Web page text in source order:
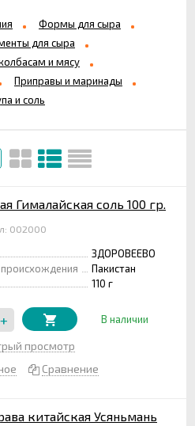
Формы для сыра
для сыра
и мясу
Приправы и маринады
и соль
Гималайская соль 100 гр.
002000
ЗДОРОВЕЕВО
Пакистан
110 г
+ В наличии
просмотр
Сравнение
китайская Усяньмань